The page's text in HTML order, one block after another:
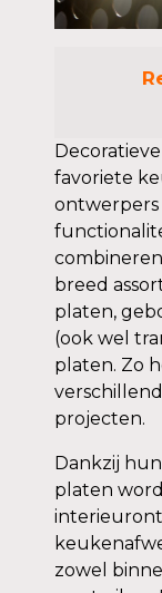
favoriete
breed
platen,
(ook wel
platen. Zo
projecten.
Dankzij
platen
zowel